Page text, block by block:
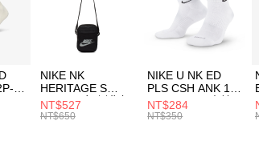
【「AFTEE先享後付」
１．於結帳方式選擇「
付」結帳頁面，進行簡
２．訂單成立數日內，
３．收到繳費通知簡訊
／ATM／網路銀行／等
※ 請注意：結帳手續完
絡購買商品的店家。未
先享後付繳納相關費用。
每筆NT$100，滿
促銷活動 兒童/青少
NIKE NK
HERITAGE S
SMIT 男女 側背包
BA5871010
NT$527
NT$650
NIKE U NK ED
PLS CSH ANK 1P
144 DBL 男 中統
襪 DH4058104
NT$284
NT$350